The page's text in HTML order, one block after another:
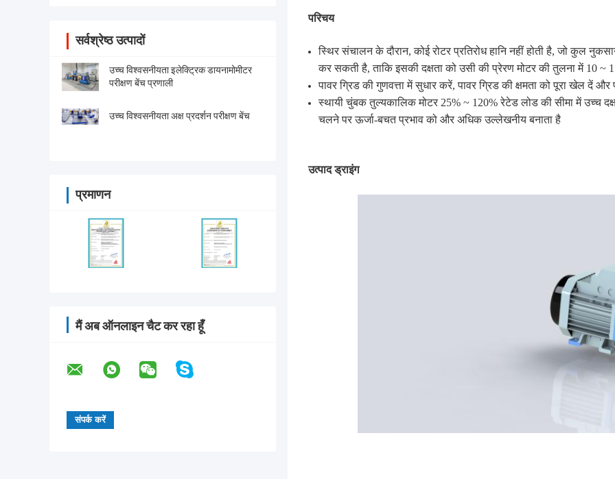
सर्वश्रेष्ठ उत्पादों
उच्च विश्वसनीयता इलेक्ट्रिक डायनामोमीटर
परीक्षण बेंच प्रणाली
उच्च विश्वसनीयता अक्ष प्रदर्शन परीक्षण बेंच
प्रमाणन
मैं अब ऑनलाइन चैट कर रहा हूँ
परिचय
स्थिर संचालन के दौरान, कोई रोटर प्रतिरोध हानि नहीं होती है, जो कुल
कर सकती है, ताकि इसकी दक्षता को उसी की प्रेरण मोटर की तुलना में 10 ~
पावर ग्रिड की गुणवत्ता में सुधार करें, पावर ग्रिड की क्षमता को पूरा खेल दें और
स्थायी चुंबक तुल्यकालिक मोटर 25% ~ 120% रेटेड लोड की सीमा में उच्च
चलने पर ऊर्जा-बचत प्रभाव को और अधिक उल्लेखनीय बनाता है
उत्पाद ड्राइंग